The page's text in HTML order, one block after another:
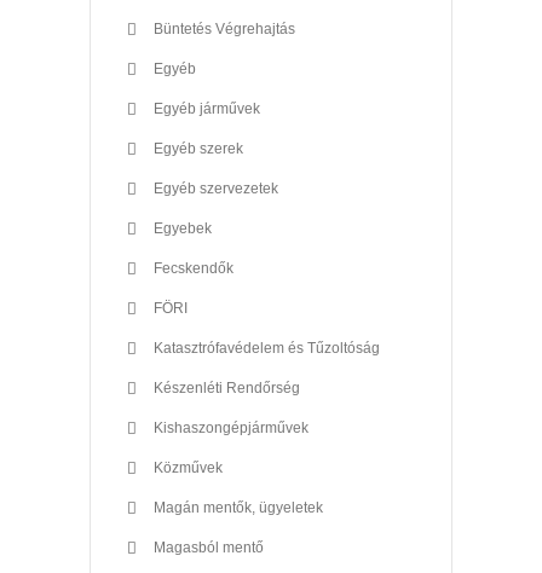
Büntetés Végrehajtás
Egyéb
Egyéb járművek
Egyéb szerek
Egyéb szervezetek
Egyebek
Fecskendők
FÖRI
Katasztrófavédelem és Tűzoltóság
Készenléti Rendőrség
Kishaszongépjárművek
Közművek
Magán mentők, ügyeletek
Magasból mentő